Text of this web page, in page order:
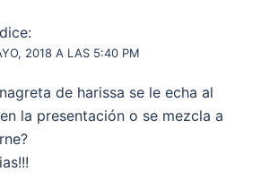
dice:
2018 A LAS 5:40 PM
de harissa se le echa al
la presentación o se mezcla a